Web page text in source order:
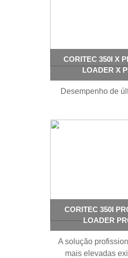
CORITEC 350I X
LOADER X
Desempenho de
CORITEC 350I
LOADER
A solução
mais elevadas